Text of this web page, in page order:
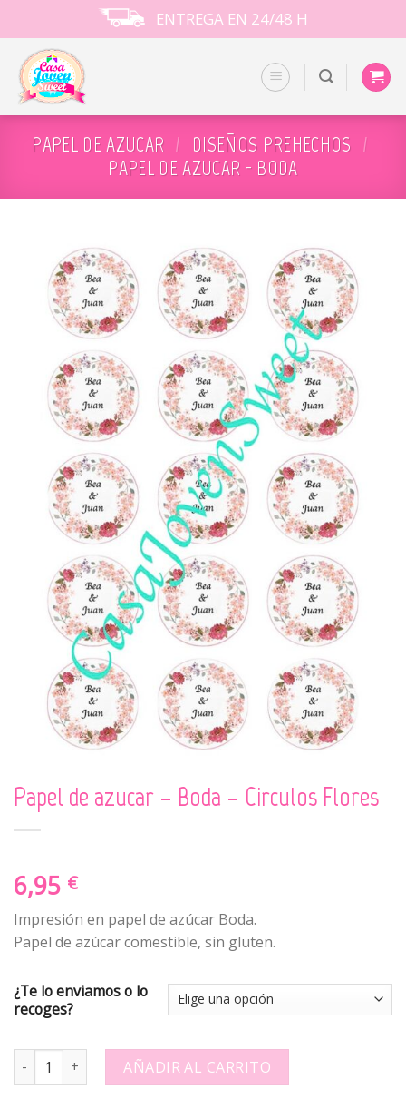
to
content
ENTREGA EN 24/48 H
PAPEL DE AZUCAR / DISEÑOS PREHECHOS /
PAPEL DE AZUCAR - BODA
Papel de azucar – Boda – Circulos Flores
6,95 €
Impresión en papel de azúcar Boda.
Papel de azúcar comestible, sin gluten.
¿Te lo enviamos o lo
recoges?
Papel de azucar - Boda - Circulos Flores quantity
AÑADIR AL CARRITO